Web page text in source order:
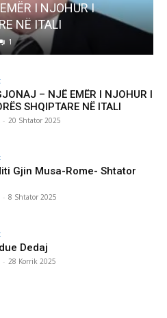
I
AKTUALITET
Pregaditi Gjin
– NJË EMËR I NJOHUR I
SHQIPTARE NË ITALI
- 20 Shtator 2025
Gjin Musa-Rome- Shtator
- 8 Shtator 2025
Dedaj
- 28 Korrik 2025